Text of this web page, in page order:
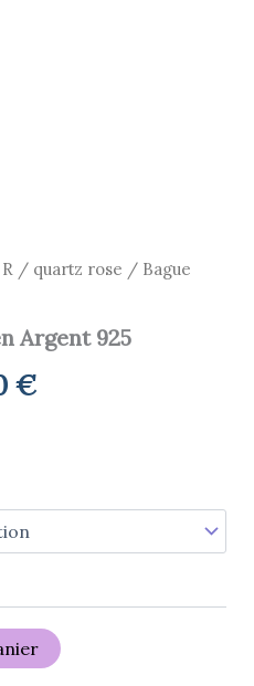
/ quartz rose / Bague
Argent 925
€